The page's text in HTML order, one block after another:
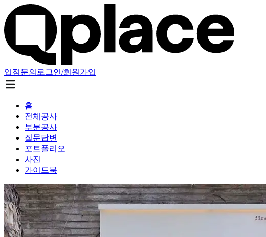
입점문의 로그인/회원가입
홈
전체공사
부분공사
질문답변
포트폴리오
사진
가이드북